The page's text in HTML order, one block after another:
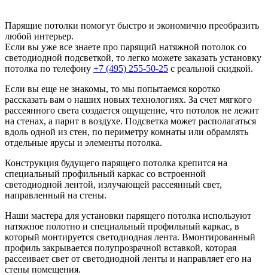
Парящие потолки помогут быстро и экономично преобразить
любой интерьер.
Если вы уже все знаете про парящий натяжной потолок со
светодиодной подсветкой, то легко можете заказать установку
потолка по телефону +7 (495) 255-50-25 с реальной скидкой.
Если вы еще не знакомы, то мы попытаемся коротко
рассказать вам о наших новых технологиях. За счет мягкого
рассеянного света создается ощущение, что потолок не лежит
на стенах, а парит в воздухе. Подсветка может располагаться
вдоль одной из стен, по периметру комнаты или обрамлять
отдельные ярусы и элементы потолка.
Конструкция будущего парящего потолка крепится на
специальный профильный каркас со встроенной
светодиодной лентой, излучающей рассеянный свет,
направленный на стены.
Наши мастера для установки парящего потолка используют
натяжное полотно и специальный профильный каркас, в
который монтируется светодиодная лента. Вмонтированный
профиль закрывается полупрозрачной вставкой, которая
рассеивает свет от светодиодной ленты и направляет его на
стены помещения.